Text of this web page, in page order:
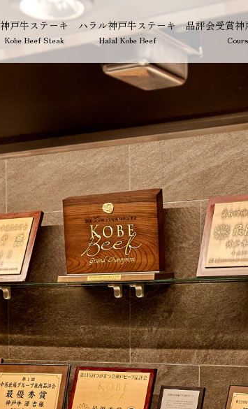
神戸牛ステーキ
Kobe Beef Steak
ハラル神戸牛ステーキ
Halal Kobe Beef
品評会受賞神